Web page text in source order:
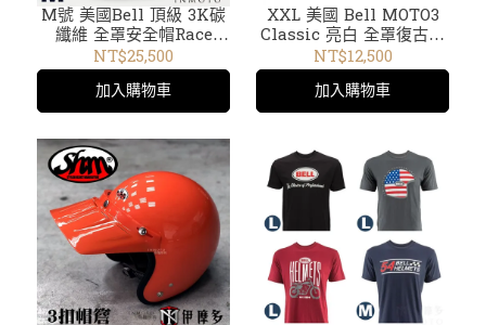
M號 美國Bell 頂級 3K碳
纖維 全罩安全帽Race
Star RSD Formula 碳白
紅1645937
NT$25,500
加入購物車
XXL 美國 Bell MOTO3
Classic 亮白 全罩復古山
車帽 凱旋美式CAFE 經典
街車
NT$12,500
加入購物車